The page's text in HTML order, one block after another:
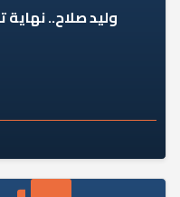
وليد صلاح.. نهاية